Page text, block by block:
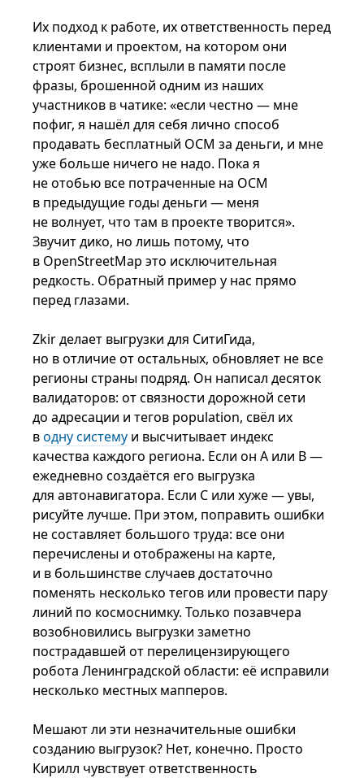
Их подход к работе, их ответственность перед
клиентами и проектом, на котором они
строят бизнес, всплыли в памяти после
фразы, брошенной одним из наших
участников в чатике: «если честно — мне
пофиг, я нашёл для себя лично способ
продавать бесплатный ОСМ за деньги, и мне
уже больше ничего не надо. Пока я
не отобью все потраченные на ОСМ
в предыдущие годы деньги — меня
не волнует, что там в проекте творится».
Звучит дико, но лишь потому, что
в OpenStreetMap это исключительная
редкость. Обратный пример у нас прямо
перед глазами.
Zkir делает выгрузки для СитиГида,
но в отличие от остальных, обновляет не все
регионы страны подряд. Он написал десяток
валидаторов: от связности дорожной сети
до адресации и тегов population, свёл их
водну систему и высчитывает индекс
качества каждого региона. Если он A или B —
ежедневно создаётся его выгрузка
для автонавигатора. Если C или хуже — увы,
рисуйте лучше. При этом, поправить ошибки
не составляет большого труда: все они
перечислены и отображены на карте,
и в большинстве случаев достаточно
поменять несколько тегов или провести пару
линий по космоснимку. Только позавчера
возобновились выгрузки заметно
пострадавшей от перелицензирующего
робота Ленинградской области: её исправили
несколько местных мапперов.
Мешают ли эти незначительные ошибки
созданию выгрузок? Нет, конечно. Просто
Кирилл чувствует ответственность